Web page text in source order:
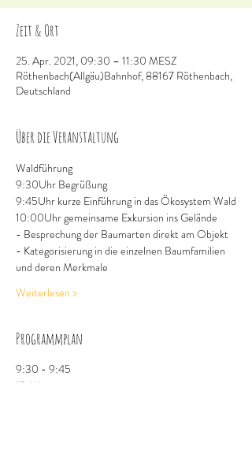
Zeit & Ort
25. Apr. 2021, 09:30 – 11:30 MESZ
Röthenbach(Allgäu)Bahnhof, 88167 Röthenbach,
Deutschland
Über die Veranstaltung
Waldführung
9:30Uhr Begrüßung
9:45Uhr kurze Einführung in das Ökosystem Wald
10:00Uhr gemeinsame Exkursion ins Gelände
- Besprechung der Baumarten direkt am Objekt
- Kategorisierung in die einzelnen Baumfamilien
und deren Merkmale
Weiterlesen >
Programmplan
9:30 - 9:45
15 Minuten